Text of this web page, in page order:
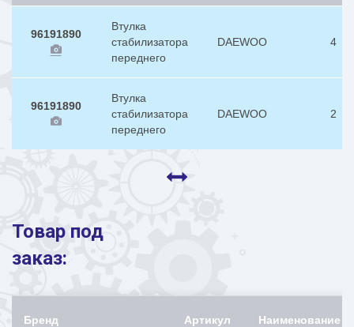
96191890
Втулка
стабилизатора
переднего
DAEWOO 4
96191890
Втулка
стабилизатора
переднего
DAEWOO 2
Товар под
заказ:
Бренд Артикул Наименование